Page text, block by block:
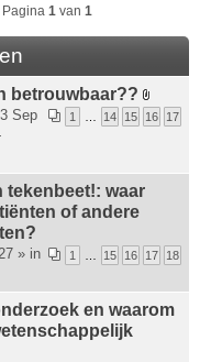
1 van 1
betrouwbaar??
B
i
(
n
1 … 14 15 16 17
Sep
tekenbeet!: waar
of andere
1 … 15 16 17 18
» in
en waarom